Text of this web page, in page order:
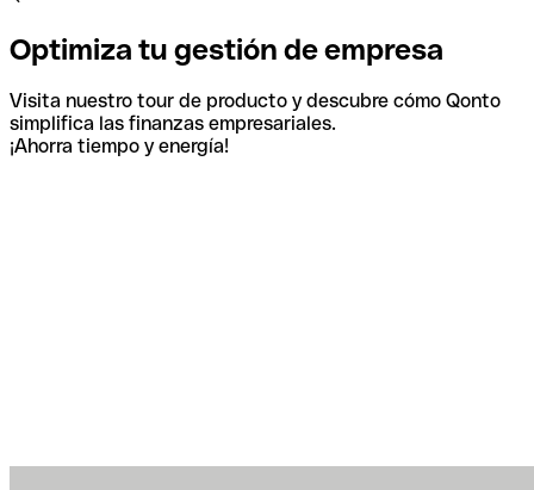
Optimiza tu gestión de empresa
Visita nuestro tour de producto y descubre cómo Qonto
simplifica las finanzas empresariales.
¡Ahorra tiempo y energía!